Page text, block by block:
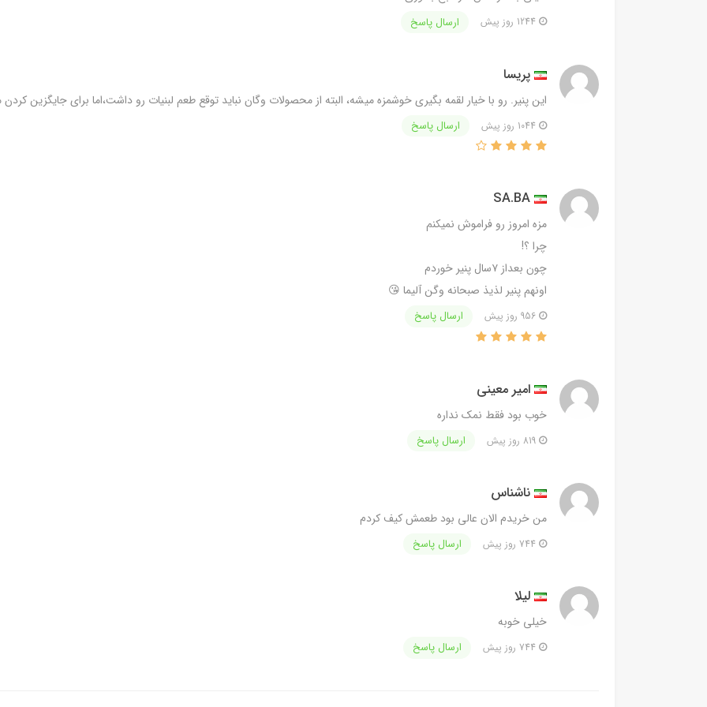
ارسال پاسخ
پریسا
این پنیر. رو با خیار لقمه بگیری خوشمزه میشه، البته از محصولات ‌وگان نباید توقع طعم لبنیات رو داشت،اما برای جایگزین کردن
ارسال پاسخ
SA.BA
مزه امروز رو فراموش نمیکنم
چرا ؟!
چون بعداز ۷سال پنیر خوردم
اونهم پنیر لذیذ صبحانه وگن آلیما 😘
ارسال پاسخ
امیر معینی
خوب بود فقط نمک نداره
ارسال پاسخ
ناشناس
من خریدم الان عالی بود طعمش کیف کردم
ارسال پاسخ
لیلا
خیلی خوبه
ارسال پاسخ